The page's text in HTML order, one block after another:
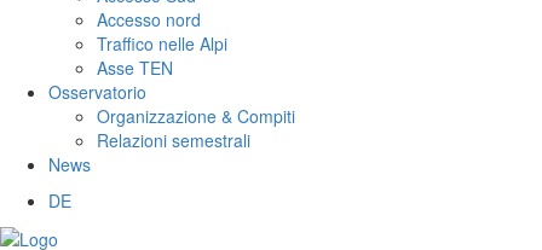
Accesso nord
Traffico nelle Alpi
Asse TEN
Osservatorio
Organizzazione & Compiti
Relazioni semestrali
News
DE